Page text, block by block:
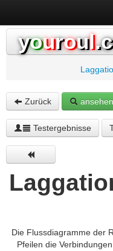
youroul
Zurück ansehen
Testergebnisse
Die Flussdiagramme der
Pfeilen die